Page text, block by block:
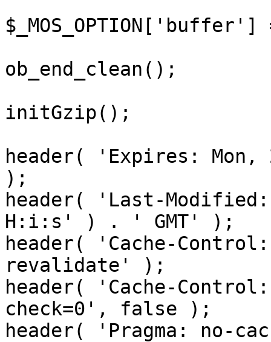
ob_end_clean();
initGzip();
header( 'Expires: Mon,
);
header( 'Last-
H:i:s' ) . ' GMT' );
header( 'Cache-
revalidate' );
header( 'Cache-
check=0', false );
header( 'Pragma: no-